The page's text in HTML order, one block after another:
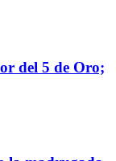
del 5 de Oro;